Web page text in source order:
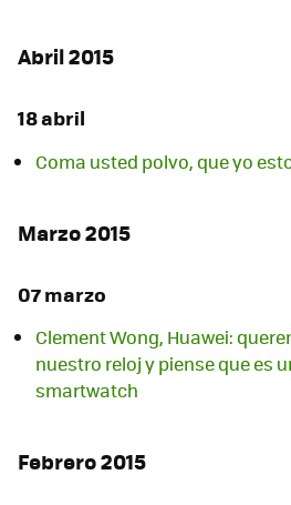
Abril 2015
18 abril
Coma usted polvo, que yo
Marzo 2015
07 marzo
Clement Wong, Huawei:
nuestro reloj y piense que es
smartwatch
Febrero 2015